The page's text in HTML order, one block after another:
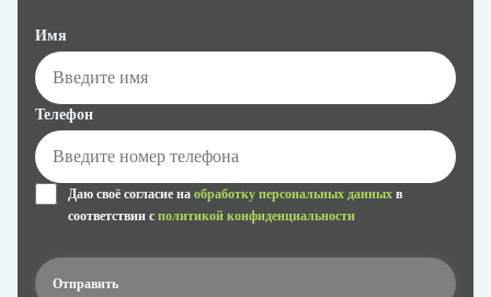
Имя
Телефон
Даю своё согласие на обработку персональных данных в
соответствии с политикой конфиденциальности